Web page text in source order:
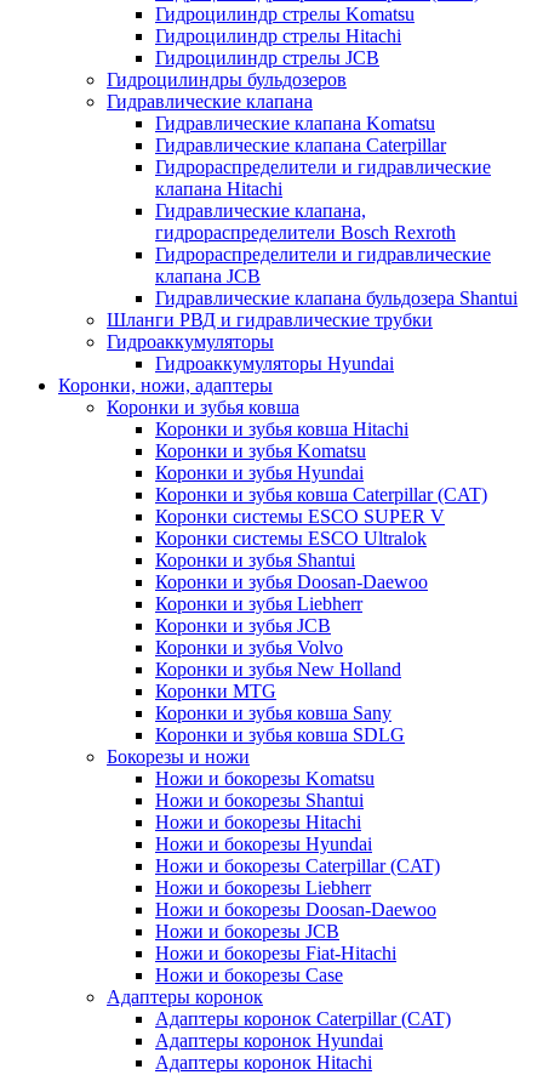
Гидроцилиндр стрелы Komatsu
Гидроцилиндр стрелы Hitachi
Гидроцилиндр стрелы JCB
Гидроцилиндры бульдозеров
Гидравлические клапана
Гидравлические клапана Komatsu
Гидравлические клапана Caterpillar
Гидрораспределители и гидравлические
клапана Hitachi
Гидравлические клапана,
гидрораспределители Bosch Rexroth
Гидрораспределители и гидравлические
клапана JCB
Гидравлические клапана бульдозера Shantui
Шланги РВД и гидравлические трубки
Гидроаккумуляторы
Гидроаккумуляторы Hyundai
Коронки, ножи, адаптеры
Коронки и зубья ковша
Коронки и зубья ковша Hitachi
Коронки и зубья Komatsu
Коронки и зубья Hyundai
Коронки и зубья ковша Caterpillar (CAT)
Коронки системы ESCO SUPER V
Коронки системы ESCO Ultralok
Коронки и зубья Shantui
Коронки и зубья Doosan-Daewoo
Коронки и зубья Liebherr
Коронки и зубья JCB
Коронки и зубья Volvo
Коронки и зубья New Holland
Коронки MTG
Коронки и зубья ковша Sany
Коронки и зубья ковша SDLG
Бокорезы и ножи
Ножи и бокорезы Komatsu
Ножи и бокорезы Shantui
Ножи и бокорезы Hitachi
Ножи и бокорезы Hyundai
Ножи и бокорезы Caterpillar (CAT)
Ножи и бокорезы Liebherr
Ножи и бокорезы Doosan-Daewoo
Ножи и бокорезы JCB
Ножи и бокорезы Fiat-Hitachi
Ножи и бокорезы Case
Адаптеры коронок
Адаптеры коронок Caterpillar (CAT)
Адаптеры коронок Hyundai
Адаптеры коронок Hitachi